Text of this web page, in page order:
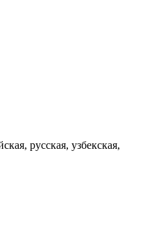
русская, узбекская,